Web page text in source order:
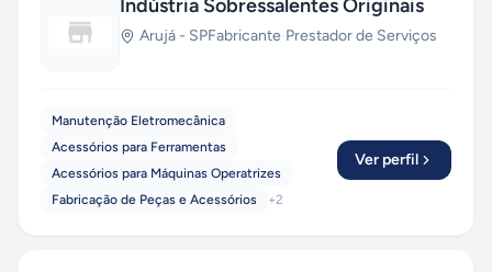
Indústria Sobressalentes Originais
Arujá - SPFabricante·Prestador de Serviços
Manutenção Eletromecânica
Acessórios para Ferramentas
Acessórios para Máquinas Operatrizes
Fabricação de Peças e Acessórios
+2
Ver perfil